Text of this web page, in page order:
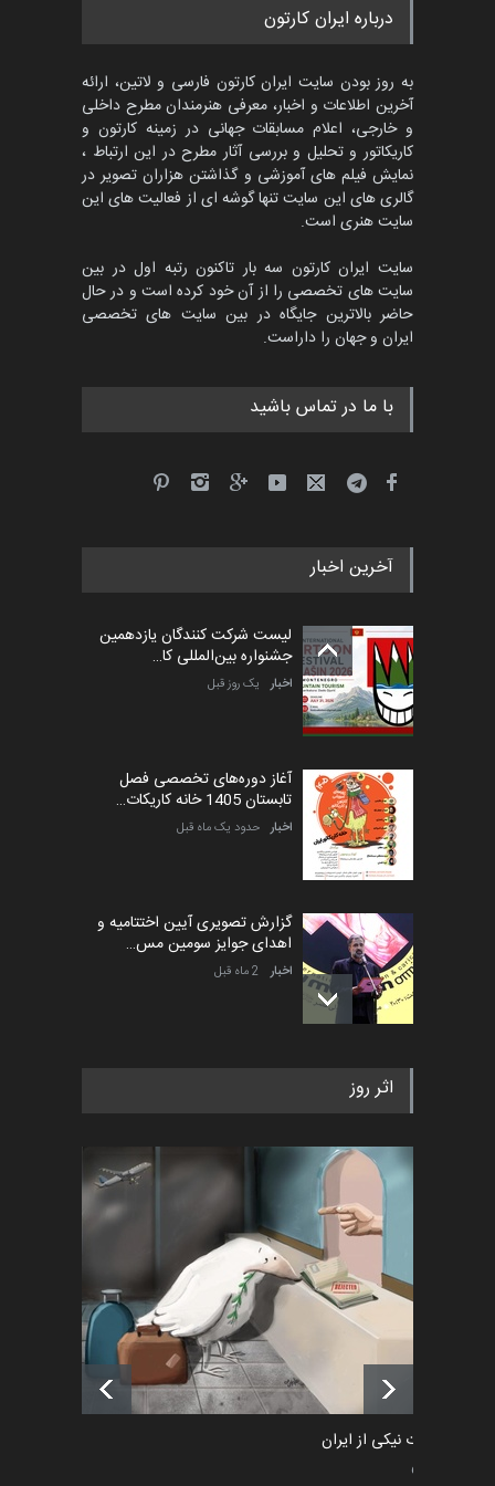
مسابقه بین‌المللی کارتون آیدین
دوغان، ترکیه،…
پنجمین مسابقۀ بین‌المللی
کارتون CARTUNION ، …
مهلت 3 ماه دیگر
مسابقۀ بین‌المللی کارتون و
کاریکاتور «البغلی…
مهلت
مهلت
پنجمین مسابقۀ بین‌المللی
مهلت 5 ماه دیگر
درباره ایران کارتون
به روز بودن سایت ایران کارتون فارسی و لاتین، ارائه
آخرین اطلاعات و اخبار، معرفی هنرمندان مطرح داخلی
و خارجی، اعلام مسابقات جهانی در زمینه کارتون و
کاریکاتور و تحلیل و بررسی آثار مطرح در این ارتباط ،
نمایش فیلم های آموزشی و گذاشتن هزاران تصویر در
گالری های این سایت تنها گوشه ای از فعالیت های این
سایت هنری است.
سایت ایران کارتون سه بار تاکنون رتبه اول در بین
سایت های تخصصی را از آن خود کرده است و در حال
حاضر بالاترین جایگاه در بین سایت های تخصصی
ایران و جهان را داراست.
با ما در تماس باشید
آخرین اخبار
لیست شرکت کنندگان یازدهمین
جشنواره بین‌المللی کا…
اخبار یک روز قبل
آغاز دوره‌های تخصصی فصل
تابستان 1405 خانه کاریکات…
اخبار حدود یک ماه قبل
گزارش تصویری آیین اختتامیه و
اهدای جوایز سومین مس…
اخبار 2 ماه قبل
به یاد اردوغان باشول (۱۹۳۶–
اخبار 2 ماه قبل
رویداد کارگاهی کارتون و پوستر
«ایران سربلند» به ا…
اخبار 6 ماه قبل
فراخوان رویداد کارگاهی کارتون و
پوستر "ایران سربل…
اخبار 6 ماه قبل
اثر روز
طراوت نیکی از ایران
سیاسی